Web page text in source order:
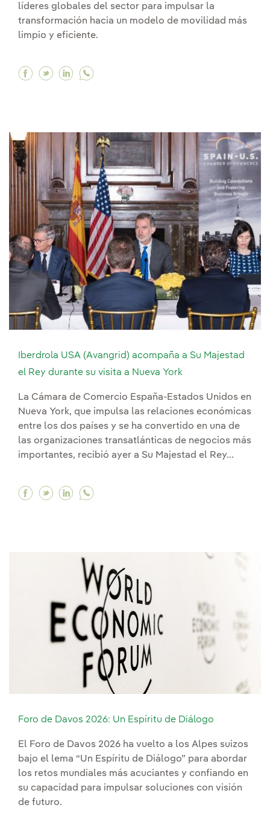
líderes globales del sector para impulsar la
transformación hacia un modelo de movilidad más
limpio y eficiente.
Facebook Global Mobility Call, el punto de
Twitter Global Mobility Call, el punto de
Linkedin Global Mobility Call, el
Iberdrola USA (Avangrid) acompaña a Su Majestad
el Rey durante su visita a Nueva York
La Cámara de Comercio España-Estados Unidos en
Nueva York, que impulsa las relaciones económicas
entre los dos países y se ha convertido en una de
las organizaciones transatlánticas de negocios más
importantes, recibió ayer a Su Majestad el Rey...
Facebook Iberdrola USA (Avangrid)
Twitter Iberdrola USA (Avangrid)
Linkedin Iberdrola USA (Avangrid)
Foro de Davos 2026: Un Espíritu de Diálogo
El Foro de Davos 2026 ha vuelto a los Alpes suizos
bajo el lema “Un Espíritu de Diálogo” para abordar
los retos mundiales más acuciantes y confiando en
su capacidad para impulsar soluciones con visión
de futuro.